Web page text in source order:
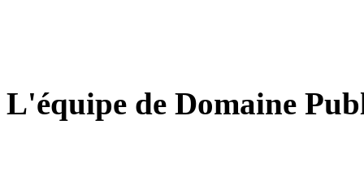
L'équipe de Domaine